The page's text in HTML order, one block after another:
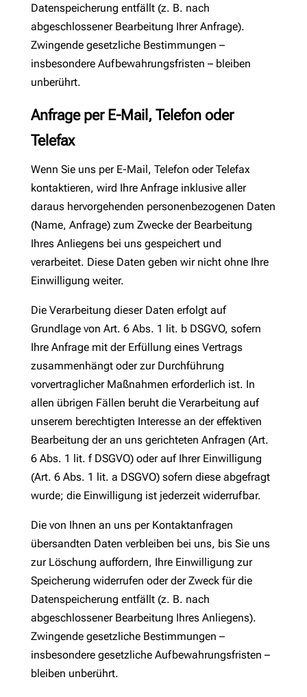
Datenspeicherung entfällt (z. B. nach
abgeschlossener Bearbeitung Ihrer Anfrage).
Zwingende gesetzliche Bestimmungen –
insbesondere Aufbewahrungsfristen – bleiben
unberührt.
Anfrage per E-Mail, Telefon oder
Telefax
Wenn Sie uns per E-Mail, Telefon oder Telefax
kontaktieren, wird Ihre Anfrage inklusive aller
daraus hervorgehenden personenbezogenen Daten
(Name, Anfrage) zum Zwecke der Bearbeitung
Ihres Anliegens bei uns gespeichert und
verarbeitet. Diese Daten geben wir nicht ohne Ihre
Einwilligung weiter.
Die Verarbeitung dieser Daten erfolgt auf
Grundlage von Art. 6 Abs. 1 lit. b DSGVO, sofern
Ihre Anfrage mit der Erfüllung eines Vertrags
zusammenhängt oder zur Durchführung
vorvertraglicher Maßnahmen erforderlich ist. In
allen übrigen Fällen beruht die Verarbeitung auf
unserem berechtigten Interesse an der effektiven
Bearbeitung der an uns gerichteten Anfragen (Art.
6 Abs. 1 lit. f DSGVO) oder auf Ihrer Einwilligung
(Art. 6 Abs. 1 lit. a DSGVO) sofern diese abgefragt
wurde; die Einwilligung ist jederzeit widerrufbar.
Die von Ihnen an uns per Kontaktanfragen
übersandten Daten verbleiben bei uns, bis Sie uns
zur Löschung auffordern, Ihre Einwilligung zur
Speicherung widerrufen oder der Zweck für die
Datenspeicherung entfällt (z. B. nach
abgeschlossener Bearbeitung Ihres Anliegens).
Zwingende gesetzliche Bestimmungen –
insbesondere gesetzliche Aufbewahrungsfristen –
bleiben unberührt.